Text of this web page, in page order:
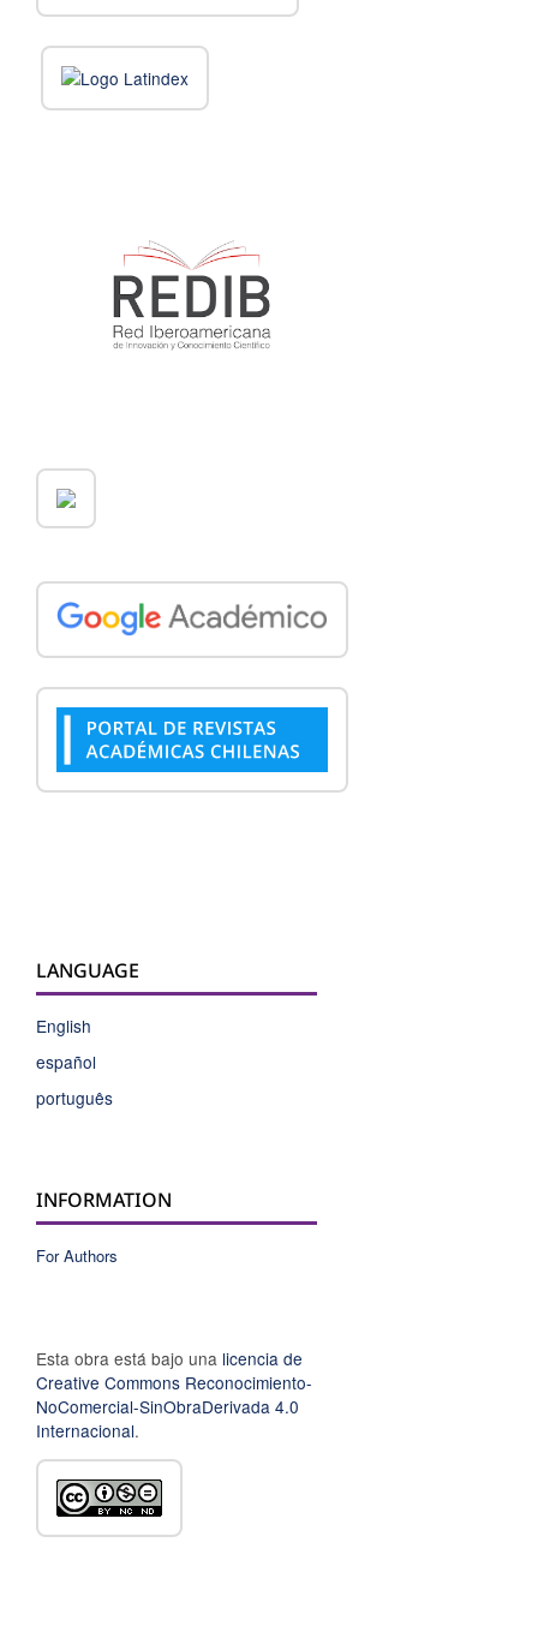
LANGUAGE
English
español
português
INFORMATION
For Authors
Esta obra está bajo una licencia de
Creative Commons Reconocimiento-
NoComercial-SinObraDerivada 4.0
Internacional.